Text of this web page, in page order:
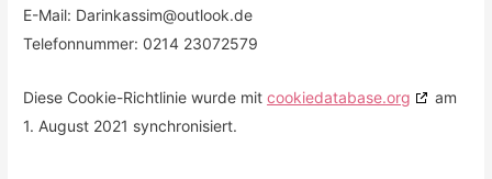
E-Mail: Darinkassim@outlook.de
Telefonnummer: 0214 23072579
Diese Cookie-Richtlinie wurde mitcookiedatabase.org
am
1. August 2021 synchronisiert.